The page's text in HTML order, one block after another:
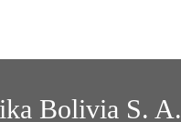
Bolivia S. A.